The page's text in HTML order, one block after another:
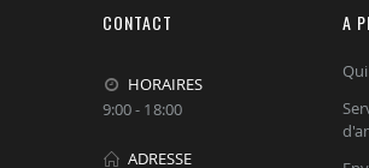
CONTACT
HORAIRES
9:00 - 18:00
ADRESSE
A